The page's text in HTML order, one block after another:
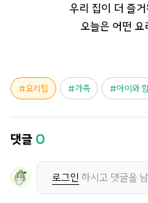
우리 집이 더 즐
오늘은 어떤 요
요리팁 가족 아이와
댓글 0
로그인 하시고 댓글을